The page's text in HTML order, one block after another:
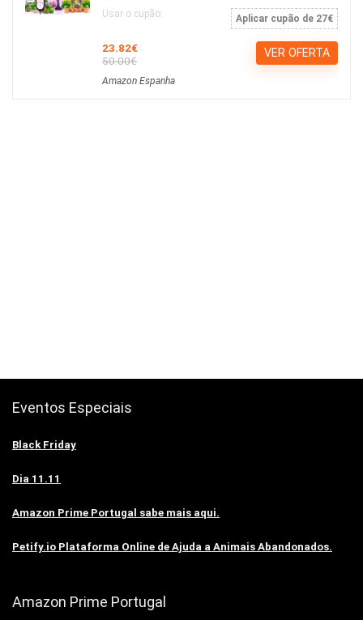
Usar o cupão: Aplicar cupão de 27€
23.82€
50.00€
Amazon Espanha
VER OFERTA
Eventos Especiais
Black Friday
Dia 11.11
Amazon Prime Portugal sabe mais aqui.
Petify.io Plataforma Online de Ajuda a Animais Abandonados.
Amazon Prime Portugal